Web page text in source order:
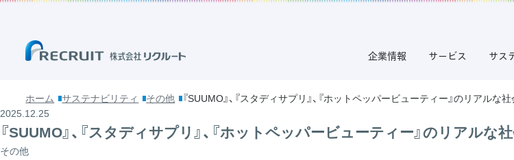
ホーム サステナビリティ その他
『SUUMO』、『スタディサプリ』、『ホットペッパービューティー』のリアル
2025.12.25
『SUUMO』、『スタディサプリ』、『ホットペッパービューティー』のリアル
その他
企業情報 サービス サス